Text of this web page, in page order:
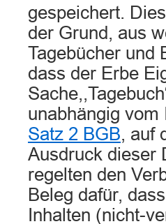
gespeichert.
der Grund, aus
Tagebücher und
dass der Erbe
unabhängig vom
Satz 2 BGB, auf
Ausdruck dieser
regelten den
Beleg dafür,
Inhalten (nicht-